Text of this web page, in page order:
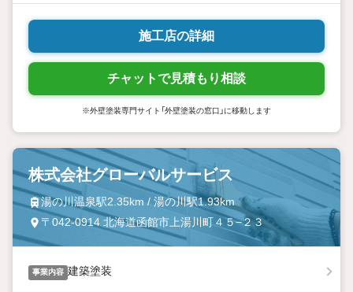
施工店の詳細
チャットで見積もり相談
※外壁塗装専門サイト「外壁塗装の窓口」に移動します
株式会社グローバルサービス
湯の川温泉駅2.35km / 湯の川駅1.93km
〒042-0914 北海道函館市上湯川町４５−２３
事業内容 建築塗装